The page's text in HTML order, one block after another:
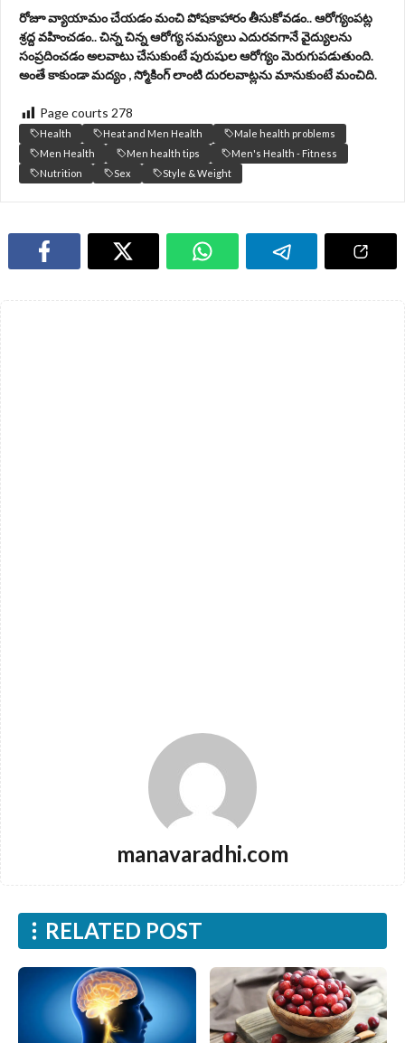
రోజూ వ్యాయామం చేయడం మంచి పోషకాహారం తీసుకోవడం.. ఆరోగ్యంపట్ల
శ్రద్ద వహించడం.. చిన్న చిన్న ఆరోగ్య సమస్యలు ఎదురవగానే వైద్యులను
సంప్రదించడం అలవాటు చేసుకుంటే పురుషుల ఆరోగ్యం మెరుగుపడుతుంది.
అంతే కాకుండా మద్యం , స్మోకింగ్ లాంటి దురలవాట్లను మానుకుంటే మంచిది.
Page courts 278
Health Heat and Men Health
Male health problems
Men Health
Men health tips
Men's Health - Fitness
Nutrition
Sex Style & Weight
manavaradhi.com
RELATED POST